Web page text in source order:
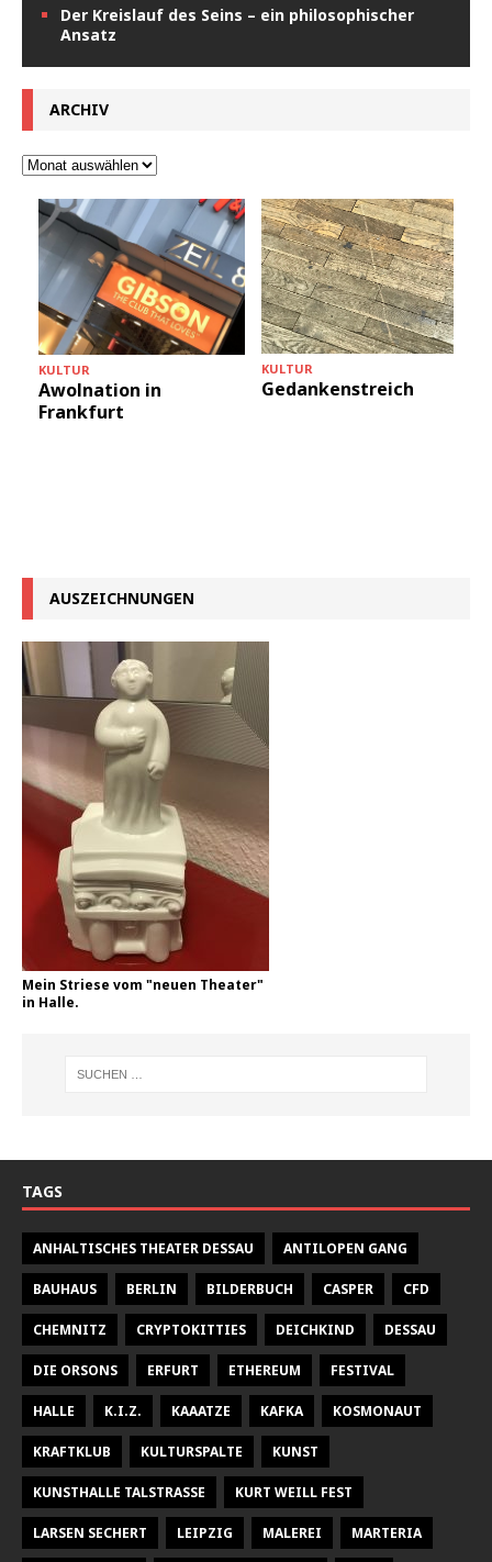
Der Kreislauf des Seins – ein philosophischer
Ansatz
ARCHIV
KULTUR
Awolnation in
Frankfurt
KULTUR
Gedankenstreich
AUSZEICHNUNGEN
Mein Striese vom "neuen Theater"
in Halle.
TAGS
ANHALTISCHES THEATER DESSAU ANTILOPEN GANG
BAUHAUS BERLIN BILDERBUCH CASPER CFD
CHEMNITZ CRYPTOKITTIES DEICHKIND DESSAU
DIE ORSONS ERFURT ETHEREUM FESTIVAL
HALLE K.I.Z. KAAATZE KAFKA KOSMONAUT
KRAFTKLUB KULTURSPALTE KUNST
KUNSTHALLE TALSTRASSE KURT WEILL FEST
LARSEN SECHERT LEIPZIG MALEREI MARTERIA